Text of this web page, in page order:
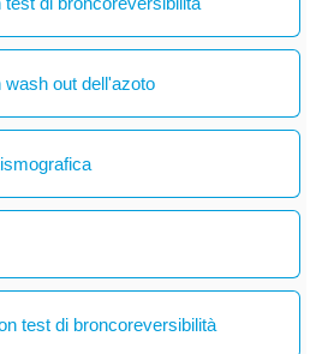
out dell'azoto
test di broncoreversibilità